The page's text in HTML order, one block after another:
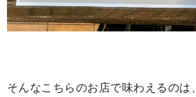
そんなこちらのお店で味わえるのは